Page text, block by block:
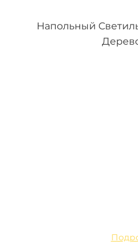
Напольный